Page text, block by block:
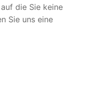
die Sie keine
Sie uns eine